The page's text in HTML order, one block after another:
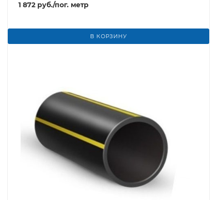
1 872 руб./пог. метр
В КОРЗИНУ